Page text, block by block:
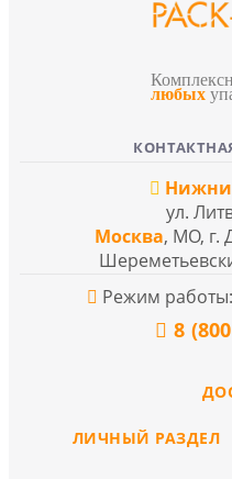
любых
ул.
Москва, МО, г.
Режим
8
ЛИЧНЫЙ РАЗДЕЛ